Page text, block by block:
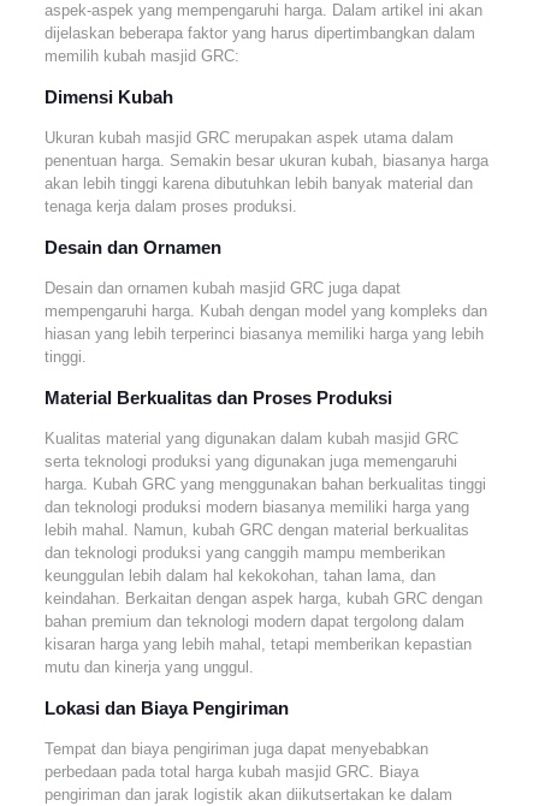
aspek-aspek yang mempengaruhi harga. Dalam artikel ini akan
dijelaskan beberapa faktor yang harus dipertimbangkan dalam
memilih kubah masjid GRC:
Dimensi Kubah
Ukuran kubah masjid GRC merupakan aspek utama dalam
penentuan harga. Semakin besar ukuran kubah, biasanya harga
akan lebih tinggi karena dibutuhkan lebih banyak material dan
tenaga kerja dalam proses produksi.
Desain dan Ornamen
Desain dan ornamen kubah masjid GRC juga dapat
mempengaruhi harga. Kubah dengan model yang kompleks dan
hiasan yang lebih terperinci biasanya memiliki harga yang lebih
tinggi.
Material Berkualitas dan Proses Produksi
Kualitas material yang digunakan dalam kubah masjid GRC
serta teknologi produksi yang digunakan juga memengaruhi
harga. Kubah GRC yang menggunakan bahan berkualitas tinggi
dan teknologi produksi modern biasanya memiliki harga yang
lebih mahal. Namun, kubah GRC dengan material berkualitas
dan teknologi produksi yang canggih mampu memberikan
keunggulan lebih dalam hal kekokohan, tahan lama, dan
keindahan. Berkaitan dengan aspek harga, kubah GRC dengan
bahan premium dan teknologi modern dapat tergolong dalam
kisaran harga yang lebih mahal, tetapi memberikan kepastian
mutu dan kinerja yang unggul.
Lokasi dan Biaya Pengiriman
Tempat dan biaya pengiriman juga dapat menyebabkan
perbedaan pada total harga kubah masjid GRC. Biaya
pengiriman dan jarak logistik akan diikutsertakan ke dalam